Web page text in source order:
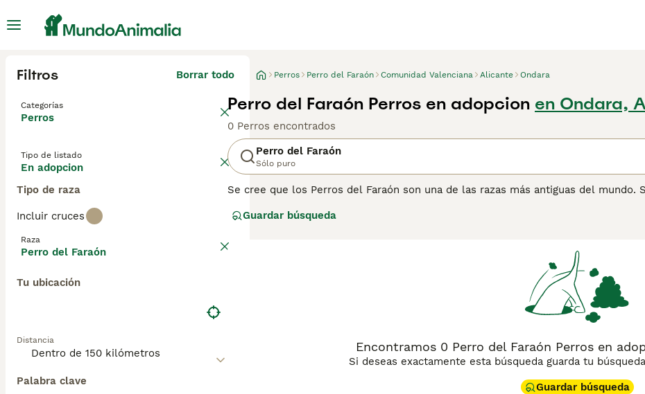
Filtros Borrar todo
Categorías
Perros
Tipo de listado
En adopcion
Tipo de raza
Incluir cruces
Raza
Perro del Faraón
Tu ubicación
Distancia
Palabra clave
Perros Perro del Faraón Comunidad Valenciana Alicante Ondara
Perro del Faraón Perros en adopcion en Ondara,
0 Perros encontrados
Perro del Faraón
Sólo puro
Se cree que los Perros del Faraón son una de las razas más antiguas del
carácter amistoso y leal. Sin embargo, la raza sigue siendo bastante rara en
para obtener
Guardar búsqueda
Encontramos 0 Perro del Faraón Perros en
Si deseas exactamente esta búsqueda guarda tu
Guardar búsqueda